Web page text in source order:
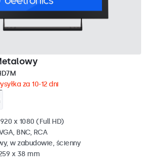
za 10-12 dni
x 1080 (Full HD)
BNC, RCA
w zabudowie, ścienny
x 38 mm